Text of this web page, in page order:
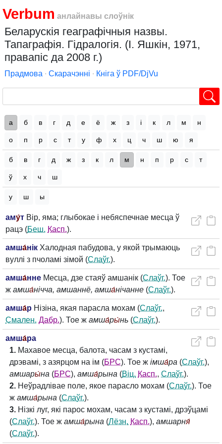
Verbum анлайнавы слоўнік
Беларускія геаграфічныя назвы.
Тапаграфія. Гідралогія. (І. Яшкін, 1971,
правапіс да 2008 г.)
Прадмова ∙ Скарачэнні ∙ Кніга ў PDF/DjVu
а б в г д е ё ж з і к л м н
о п р с т у ф х ц ч ш ю я
б в г д ж з к л м н п р с т
ў х ч ш
у ш ы
аму́т Вір, яма; глыбокае і небяспечнае месца ў
рацэ (Беш. Касп.).
амша́нік Халодная пабудова, у якой трымаюць
вуллі з пчоламі зімой (Слаўг.).
амша́нне Месца, дзе стаяў амшанік (Слаўг.). Тое
ж амша́нічча, амшаннё, амша́нічанне (Слаўг.).
амша́р Нізіна, якая парасла мохам (Слаўг.,
Смален. Дабр.). Тое ж амша́ры́нь (Слаўг.).
амша́ра
1. Махавое месца, балота, часам з кустамі,
дрэвамі, з азярцом на ім (БРС). Тое ж імша́ра (Слаўг.),
амшары́на (БРС), амша́рына (Віц. Касп., Слаўг.).
2. Неўрадлівае поле, якое парасло мохам (Слаўг.). Тое
ж амша́рына (Слаўг.).
3. Нізкі луг, які парос мохам, часам з кустамі, дрэўцамі
(Слаўг.). Тое ж амша́рына (Лёзн. Касп.), амшарня́
(Слаўг.).